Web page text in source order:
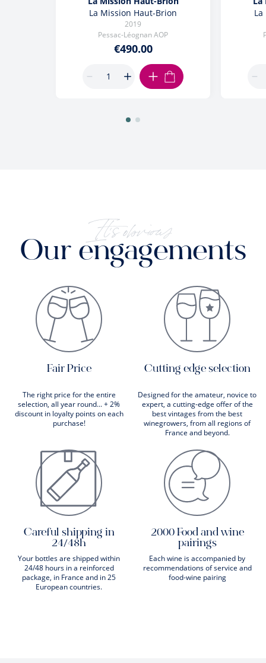
La Mission Haut-Brion
2019
Pessac-Léognan AOP
€490.00
ADD TO CART
It's obvious
Our engagements
Fair Price
The right price for the entire
selection, all year round... + 2%
discount in loyalty points on each
purchase!
Cutting edge selection
Designed for the amateur, novice to
expert, a cutting-edge offer of the
best vintages from the best
winegrowers, from all regions of
France and beyond.
Careful shipping in
24/48h
Your bottles are shipped within
24/48 hours in a reinforced
package, in France and in 25
European countries.
2000 Food and wine
pairings
Each wine is accompanied by
recommendations of service and
food-wine pairing